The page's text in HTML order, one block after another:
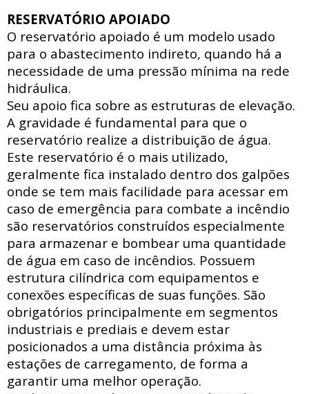
RESERVATÓRIO APOIADO
O reservatório apoiado é um modelo usado
para o abastecimento indireto, quando há a
necessidade de uma pressão mínima na rede
hidráulica.
Seu apoio fica sobre as estruturas de elevação.
A gravidade é fundamental para que o
reservatório realize a distribuição de água.
Este reservatório é o mais utilizado,
geralmente fica instalado dentro dos galpões
onde se tem mais facilidade para acessar em
caso de emergência para combate a incêndio
são reservatórios construídos especialmente
para armazenar e bombear uma quantidade
de água em caso de incêndios. Possuem
estrutura cilíndrica com equipamentos e
conexões específicas de suas funções. São
obrigatórios principalmente em segmentos
industriais e prediais e devem estar
posicionados a uma distância próxima às
estações de carregamento, de forma a
garantir uma melhor operação.